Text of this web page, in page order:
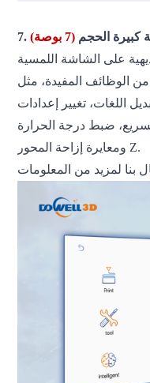
كبيرة الحجم
على الشاشة اللمسية
اللغات، تغيير إعدادات
ومعايرة إزاحة المحور Z.